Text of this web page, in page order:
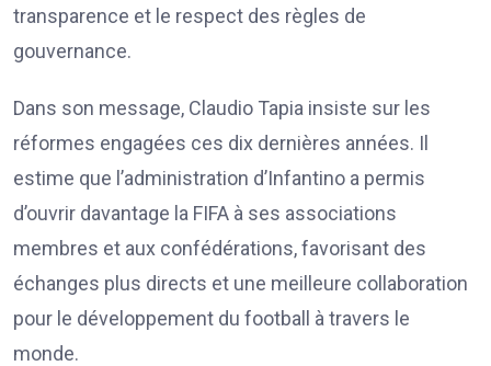
transparence et le respect des règles de
gouvernance.
Dans son message, Claudio Tapia insiste sur les
réformes engagées ces dix dernières années. Il
estime que l’administration d’Infantino a permis
d’ouvrir davantage la FIFA à ses associations
membres et aux confédérations, favorisant des
échanges plus directs et une meilleure collaboration
pour le développement du football à travers le
monde.